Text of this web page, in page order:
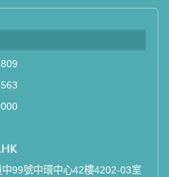
99號中環中心42樓4202-03室